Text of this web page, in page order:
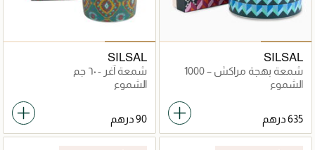
SILSAL
شمعة بهجة مراكش – 1000
جرام
الشموع
SILSAL
شمعة آغر - ٦٠ جم
الشموع